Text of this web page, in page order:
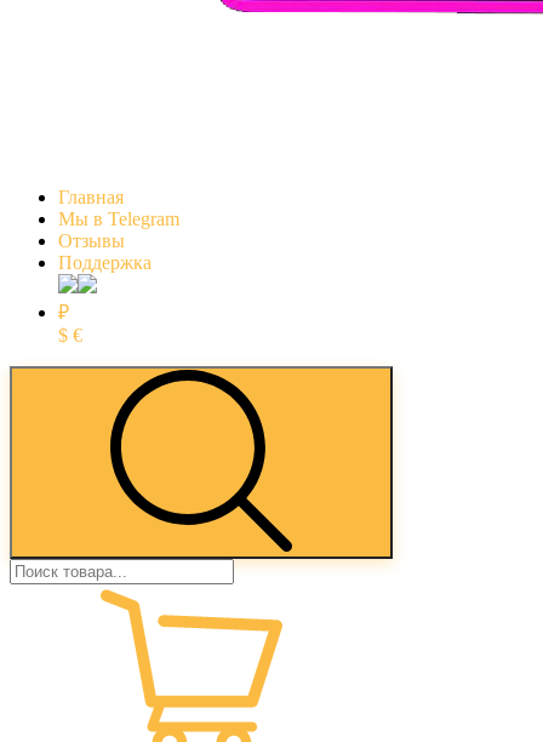
Главная
Мы в Telegram
Отзывы
Поддержка
₽
$ €